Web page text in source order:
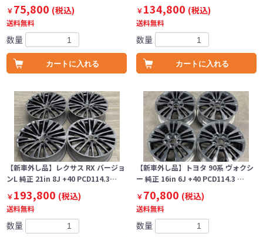
￥75,800 (税込)
送料無料
数量
カートに入れる
￥134,800 (税込)
送料無料
数量
カートに入れる
【新車外し品】レクサス RX バージョ
ンL 純正 21in 8J +40 PCD114.3…
￥193,800 (税込)
送料無料
数量
【新車外し品】トヨタ 90系 ヴォクシ
ー 純正 16in 6J +40 PCD114.3 …
￥70,800 (税込)
送料無料
数量